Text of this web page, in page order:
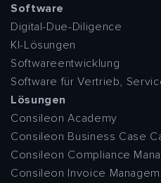
Software
Digital-Due-Diligence
KI-Lösungen
Softwareentwicklung
Software für Vertrieb,
Lösungen
Consileon Academy
Consileon Business Case
Consileon Compliance
Consileon Invoice